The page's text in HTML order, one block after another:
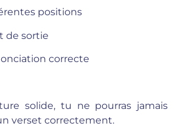
positions
de sortie
correcte
solide, tu ne pourras jamais
verset correctement.